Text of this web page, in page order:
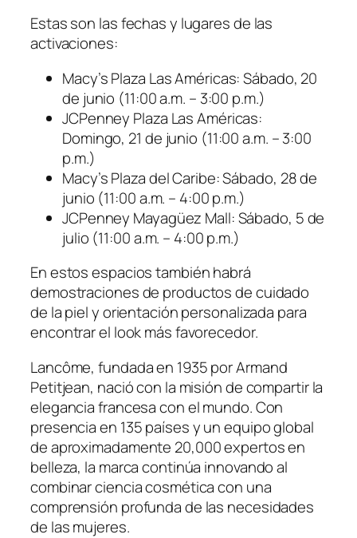
Estas son las fechas y lugares de las
activaciones:
Macy’s Plaza Las Américas: Sábado, 20
de junio (11:00 a.m. – 3:00 p.m.)
JCPenney Plaza Las Américas:
Domingo, 21 de junio (11:00 a.m. – 3:00
p.m.)
Macy’s Plaza del Caribe: Sábado, 28 de
junio (11:00 a.m. – 4:00 p.m.)
JCPenney Mayagüez Mall: Sábado, 5 de
julio (11:00 a.m. – 4:00 p.m.)
En estos espacios también habrá
demostraciones de productos de cuidado
de la piel y orientación personalizada para
encontrar el look más favorecedor.
Lancôme, fundada en 1935 por Armand
Petitjean, nació con la misión de compartir la
elegancia francesa con el mundo. Con
presencia en 135 países y un equipo global
de aproximadamente 20,000 expertos en
belleza, la marca continúa innovando al
combinar ciencia cosmética con una
comprensión profunda de las necesidades
de las mujeres.